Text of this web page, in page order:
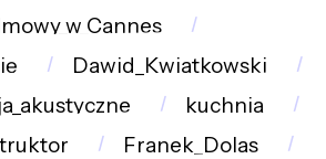
Dawid_Kwiatkowski
kuchnia
Franek_Dolas